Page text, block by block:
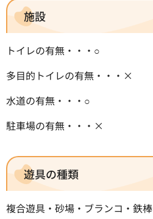
施設
トイレの有無・・・○
多目的トイレの有無・・・×
水道の有無・・・○
駐車場の有無・・・×
遊具の種類
複合遊具・砂場・ブランコ・鉄棒